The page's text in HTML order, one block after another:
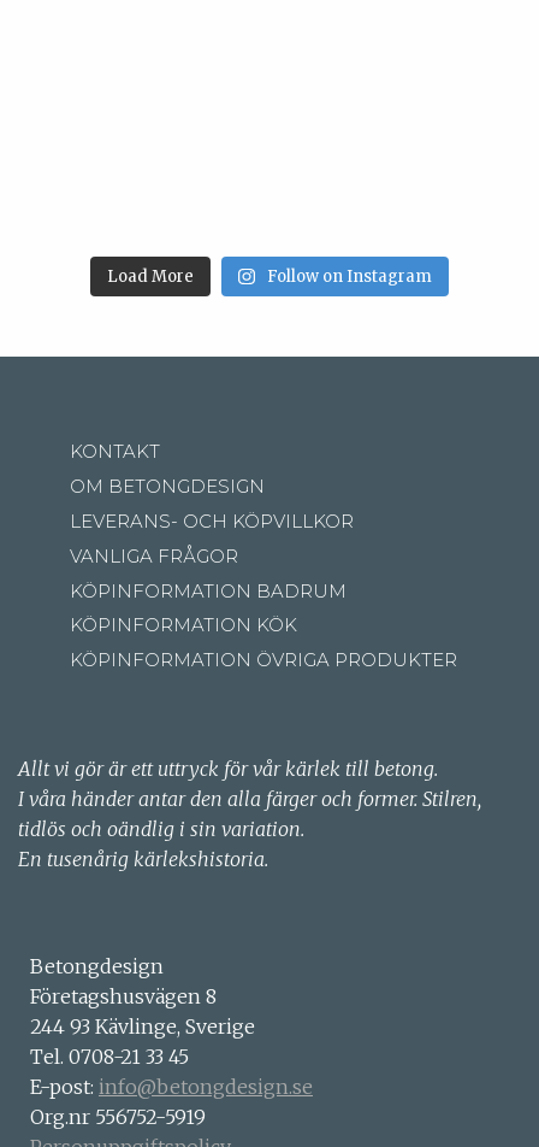
Load More Follow on Instagram
KONTAKT
OM BETONGDESIGN
LEVERANS- OCH KÖPVILLKOR
VANLIGA FRÅGOR
KÖPINFORMATION BADRUM
KÖPINFORMATION KÖK
KÖPINFORMATION ÖVRIGA PRODUKTER
Allt vi gör är ett uttryck för vår kärlek till betong.
I våra händer antar den alla färger och former. Stilren,
tidlös och oändlig i sin variation.
En tusenårig kärlekshistoria.
Betongdesign
Företagshusvägen 8
244 93 Kävlinge, Sverige
Tel. 0708-21 33 45
E-post: info@betongdesign.se
Org.nr 556752-5919